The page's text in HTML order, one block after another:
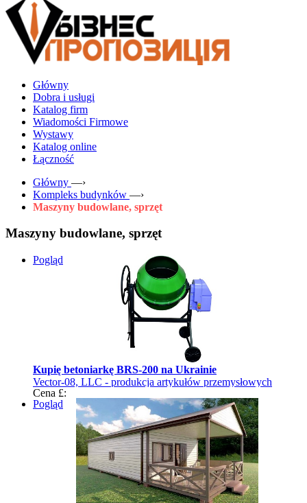
Główny
Dobra i usługi
Katalog firm
Wiadomości Firmowe
Wystawy
Katalog online
Łączność
Główny —›
Kompleks budynków —›
Maszyny budowlane, sprzęt
Maszyny budowlane, sprzęt
Pogląd
Kupię betoniarkę BRS-200 na Ukrainie
Vector-08, LLC - produkcja artykułów przemysłowych
Cena £:
Pogląd